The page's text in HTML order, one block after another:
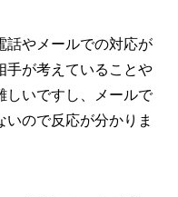
話やメールでの対応が
手が考えていることや
しいですし、メールで
ので反応が分かりま